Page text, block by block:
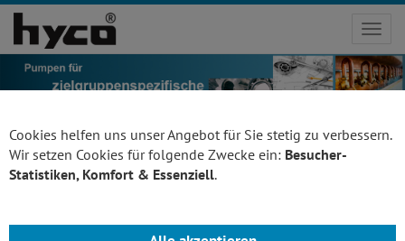
Cookies helfen uns unser Angebot für Sie stetig zu verbessern.
Wir setzen Cookies für folgende Zwecke ein: Besucher-
Statistiken, Komfort & Essenziell.